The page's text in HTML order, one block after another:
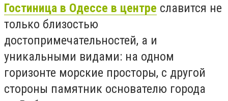
Гостиница в Одессе в центре славится не
только близостью
достопримечательностей, а и
уникальными видами: на одном
горизонте морские просторы, с другой
стороны памятник основателю города